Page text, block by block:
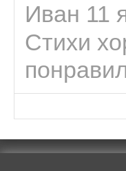
Иван 11
Стихи